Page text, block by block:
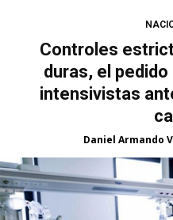
Controles
duras, el
intensivistas
Daniel Armando